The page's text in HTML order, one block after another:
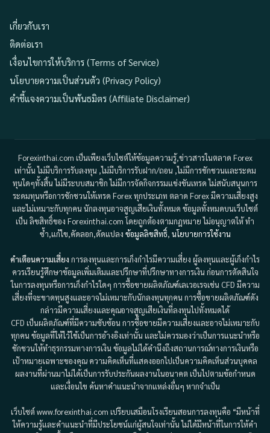
เกี่ยวกับเรา
ติดต่อเรา
เงื่อนไขการให้บริการ (Terms of Service)
นโยบายความเป็นส่วนตัว (Privacy Policy)
คำชี้แจงความเป็นพันธมิตร (Affiliate Disclaimer)
Forexinthai.com เป็นเพียงเว็บไซต์ให้ข้อมูลความรู้,ข่าวสารในตลาด Forex
เท่านั้น ไม่มีบริการรับลงทุน ,ไม่มีบริการรับฝาก/ถอน ,ไม่มีการชักชวนและระดม
ทุนใดๆทั้งสิ้น ไม่มีระบบสมาชิก ไม่มีการจัดกิจกรรมแข่งขันเทรด ไม่สนับสนุนการ
ระดมทุนหรือการชักชวนให้เทรด Forex ทุกประเภท ตลาด Forex มีความเสี่ยงสูง
และไม่เหมาะกับทุกคน นักลงทุนอาจสูญเสียเงินทั้งหมด ข้อมูลทั้งหมดบนเว็บไซต์
เป็น ลิขสิทธิ์ของ Forexinthai.com โดยถูกต้องตามกฎหมาย ไม่อนุญาตให้ ทำ
ซ้ำ,แก้ไข,คัดลอก,ดัดแปลง ข้อมูลลิขสิทธิ์, นโยบายการใช้งาน
คำเตือนความเสี่ยงการลงทุนและการเก็งกำไรมีความเสี่ยง ผู้ลงทุนและผู้เก็งกำไร
ควรเรียนรู้ศึกษาข้อมูลเพิ่มเติมและปรึกษาที่ปรึกษาทางการเงิน ก่อนการตัดสินใจ
ในการลงทุนหรือการเก็งกำไรใดๆ การซื้อขายผลิตภัณฑ์เลเวอเรจเช่น CFD มีความ
เสี่ยงที่จะขาดทุนสูงและอาจไม่เหมาะกับนักลงทุนทุกคน การซื้อขายผลิตภัณฑ์ดัง
กล่าวมีความเสี่ยงและคุณอาจสูญเสียเงินที่ลงทุนไปทั้งหมดได้
CFD เป็นผลิตภัณฑ์ที่มีความซับซ้อน การซื้อขายมีความเสี่ยงและอาจไม่เหมาะกับ
ทุกคน ข้อมูลที่ให้ไว้ใช้เป็นการอ้างอิงเท่านั้น และไม่ควรมองว่าเป็นการแนะนำหรือ
ชักชวนให้ทำธุรกรรมทางการเงิน ข้อมูลไม่ได้คำนึงถึงสถานการณ์ทางการเงินหรือ
เป้าหมายเฉพาะของคุณ ความคิดเห็นที่แสดงออกไปเป็นความคิดเห็นส่วนบุคคล
ผลงานที่ผ่านมาไม่ได้เป็นการรับประกันผลงานในอนาคต เป็นไปตามข้อกำหนด
และเงื่อนไข ค้นหาคำแนะนำจากแหล่งอื่นๆ หากจำเป็น
เว็บไซต์ www.forexinthai.com เปรียบเสมือนโรงเรียนสอนการลงทุนคือ “มีหน้าที่
ให้ความรู้และคำแนะนำที่มีประโยชน์แก่ผู้สนใจเท่านั้น ไม่ได้มีหน้าที่ในการให้คำ